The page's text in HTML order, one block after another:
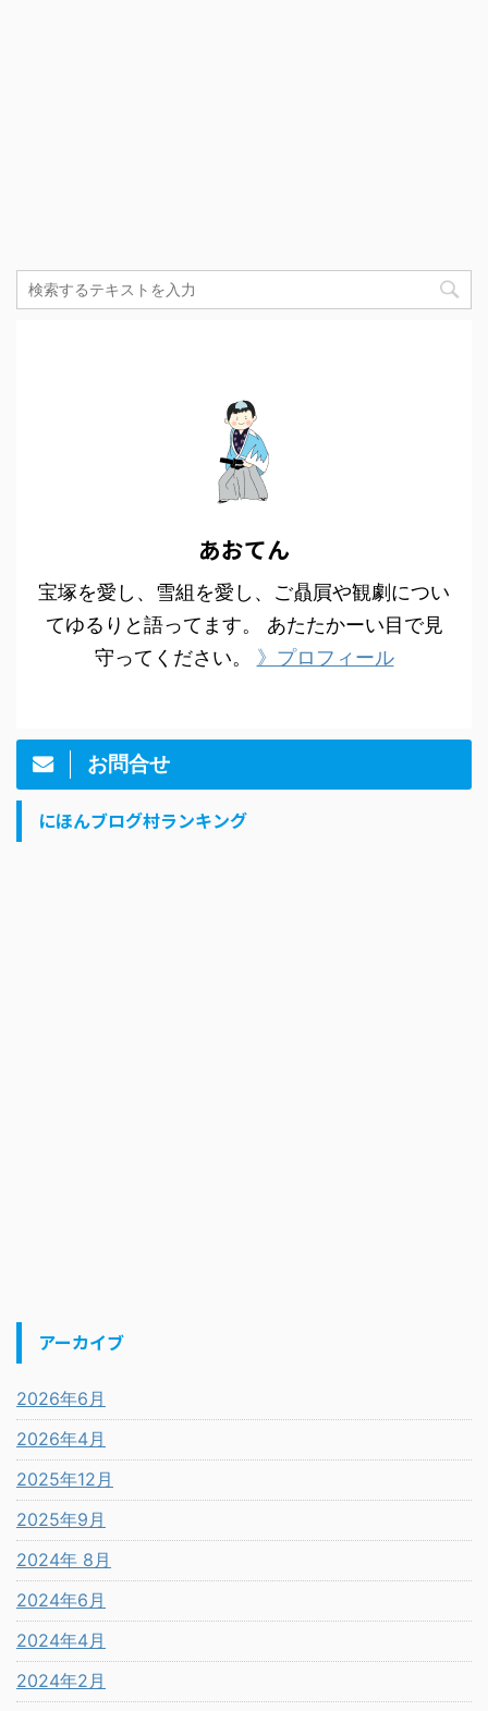
あおてん
宝塚を愛し、雪組を愛し、ご贔屓や観劇につい
てゆるりと語ってます。 あたたかーい目で見
守ってください。 》プロフィール
お問合せ
にほんブログ村ランキング
アーカイブ
2026年6月
2026年4月
2025年12月
2025年9月
2024年 8月
2024年6月
2024年4月
2024年2月